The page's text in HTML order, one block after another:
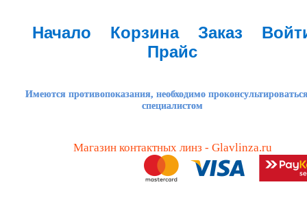
Начало Корзина Заказ
Прайс
Имеются противопоказания, необходимо
специалистом
Магазин контактных линз - Glavlinza.ru